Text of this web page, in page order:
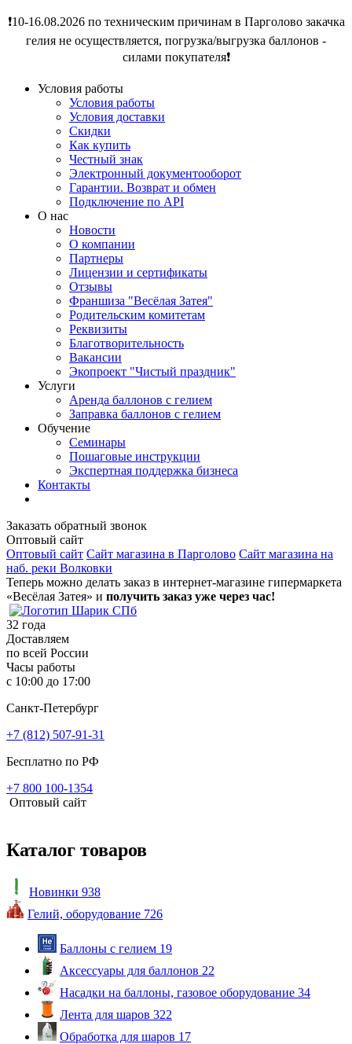
❗️10-16.08.2026 по техническим причинам в Парголово закачка
гелия не осуществляется, погрузка/выгрузка баллонов -
силами покупателя❗️
Условия работы
Условия работы
Условия доставки
Скидки
Как купить
Честный знак
Электронный документооборот
Гарантии. Возврат и обмен
Подключение по API
О нас
Новости
О компании
Партнеры
Лицензии и сертификаты
Отзывы
Франшиза "Весёлая Затея"
Родительским комитетам
Реквизиты
Благотворительность
Вакансии
Экопроект "Чистый праздник"
Услуги
Аренда баллонов с гелием
Заправка баллонов с гелием
Обучение
Семинары
Пошаговые инструкции
Экспертная поддержка бизнеса
Контакты
Заказать обратный звонок
Оптовый сайт
Оптовый сайт Сайт магазина в Парголово Сайт магазина на
наб. реки Волковки
Теперь можно делать заказ в интернет-магазине гипермаркета
«Весёлая Затея» и получить заказ уже через час!
32 года
Доставляем
по всей России
Часы работы
с 10:00 до 17:00
Санкт-Петербург
+7 (812) 507-91-31
Бесплатно по РФ
+7 800 100-1354
Оптовый сайт
Каталог товаров
Новинки 938
Гелий, оборудование 726
Баллоны с гелием 19
Аксессуары для баллонов 22
Насадки на баллоны, газовое оборудование 34
Лента для шаров 322
Обработка для шаров 17